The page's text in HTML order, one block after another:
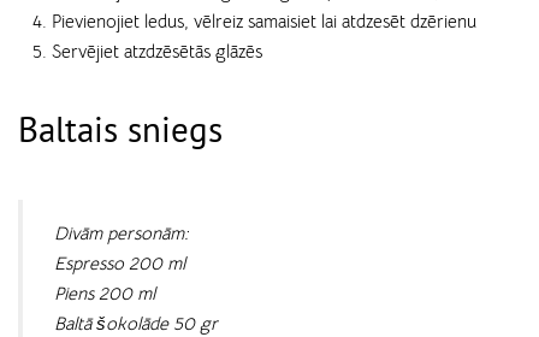
Pievienojiet ledus, vēlreiz samaisiet lai atdzesēt dzērienu
Servējiet atzdzēsētās glāzēs
Baltais sniegs
Divām personām:
Espresso 200 ml
Piens 200 ml
Baltā šokolāde 50 gr